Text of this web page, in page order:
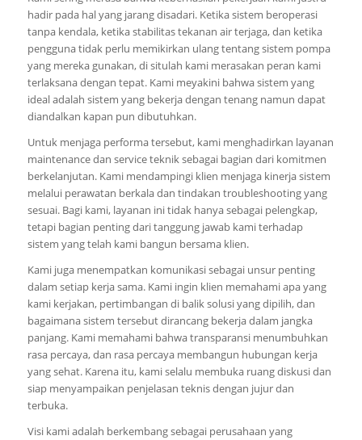
hadir pada hal yang jarang disadari. Ketika sistem beroperasi
tanpa kendala, ketika stabilitas tekanan air terjaga, dan ketika
pengguna tidak perlu memikirkan ulang tentang sistem pompa
yang mereka gunakan, di situlah kami merasakan peran kami
terlaksana dengan tepat. Kami meyakini bahwa sistem yang
ideal adalah sistem yang bekerja dengan tenang namun dapat
diandalkan kapan pun dibutuhkan.
Untuk menjaga performa tersebut, kami menghadirkan layanan
maintenance dan service teknik sebagai bagian dari komitmen
berkelanjutan. Kami mendampingi klien menjaga kinerja sistem
melalui perawatan berkala dan tindakan troubleshooting yang
sesuai. Bagi kami, layanan ini tidak hanya sebagai pelengkap,
tetapi bagian penting dari tanggung jawab kami terhadap
sistem yang telah kami bangun bersama klien.
Kami juga menempatkan komunikasi sebagai unsur penting
dalam setiap kerja sama. Kami ingin klien memahami apa yang
kami kerjakan, pertimbangan di balik solusi yang dipilih, dan
bagaimana sistem tersebut dirancang bekerja dalam jangka
panjang. Kami memahami bahwa transparansi menumbuhkan
rasa percaya, dan rasa percaya membangun hubungan kerja
yang sehat. Karena itu, kami selalu membuka ruang diskusi dan
siap menyampaikan penjelasan teknis dengan jujur dan
terbuka.
Visi kami adalah berkembang sebagai perusahaan yang